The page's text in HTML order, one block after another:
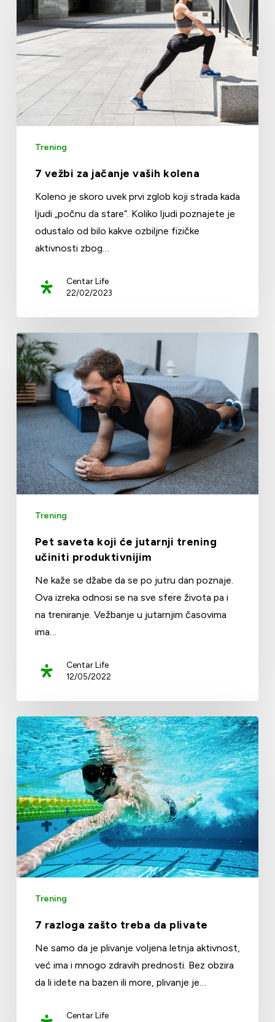
Trening
7 vežbi za jačanje vaših kolena
Koleno je skoro uvek prvi zglob koji strada kada
ljudi „počnu da stare“. Koliko ljudi poznajete je
odustalo od bilo kakve ozbiljne fizičke
aktivnosti zbog…
Centar Life
22/02/2023
Trening
Pet saveta koji će jutarnji trening
učiniti produktivnijim
Ne kaže se džabe da se po jutru dan poznaje.
Ova izreka odnosi se na sve sfere života pa i
na treniranje. Vežbanje u jutarnjim časovima
ima…
Centar Life
12/05/2022
Trening
7 razloga zašto treba da plivate
Ne samo da je plivanje voljena letnja aktivnost,
već ima i mnogo zdravih prednosti. Bez obzira
da li idete na bazen ili more, plivanje je…
Centar Life